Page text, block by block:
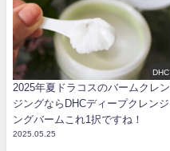
DHC
2025年夏ドラコスのバームクレン
ジングならDHCディープクレンジ
ングバームこれ1択ですね！
2025.05.25